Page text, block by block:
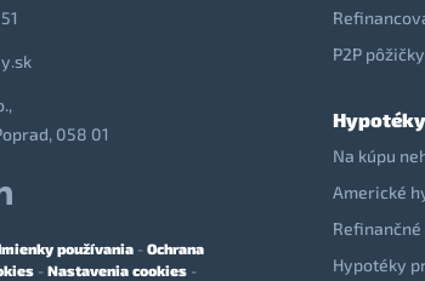
P2P pôžičky
Hypotéky
Na kúpu
Americké
Hypotéky
058 01
používania - Ochrana
- Nastavenia cookies -